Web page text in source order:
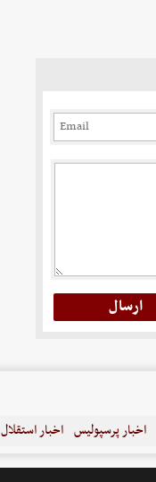
اخبار پرسپولیس اخبار استقلال